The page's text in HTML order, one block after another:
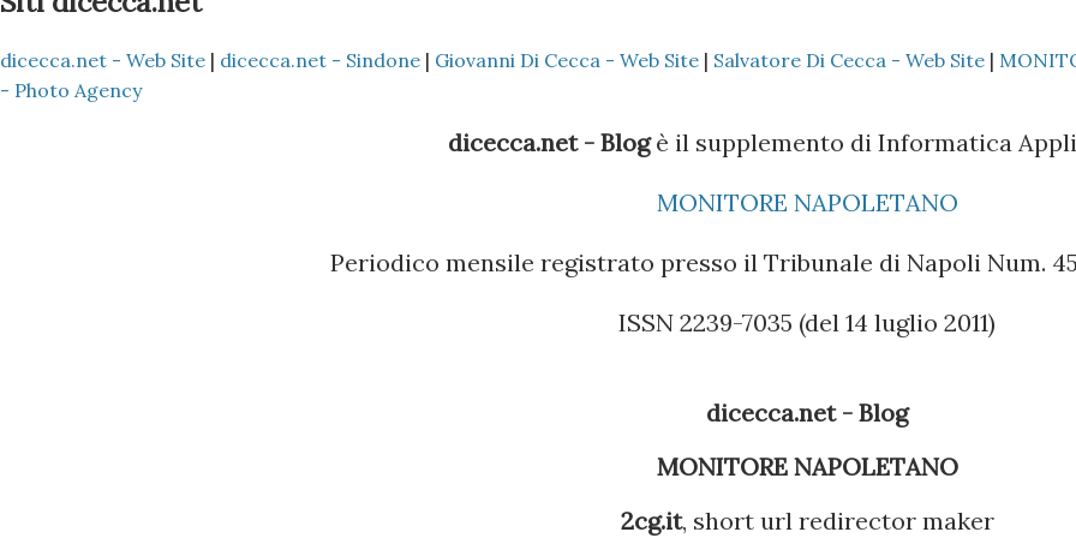
Vostro amico) del Nokia con l'Outlook, così che tutti i dati presenti
pacchetto è quello Vodafone, la versione sul CD non è molto efficac...
dicecca.net - Web Site | dicecca.net - Sindone | Giovanni Di Cecca - Web Site | Salvatore Di Cecca - Web Site |
- Photo Agency
dicecca.net - Blogè il supplemento di Informatica
MONITORE NAPOLETANO
Periodico mensile registrato presso il Tribunale di Napoli Num. 45
ISSN 2239-7035 (del 14 luglio 2011)
dicecca.net - Blog
MONITORE NAPOLETANO
2cg.it, short url redirector maker